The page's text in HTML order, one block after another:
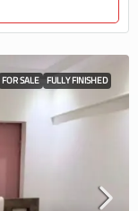
FOR SALE FULLY FINISHED